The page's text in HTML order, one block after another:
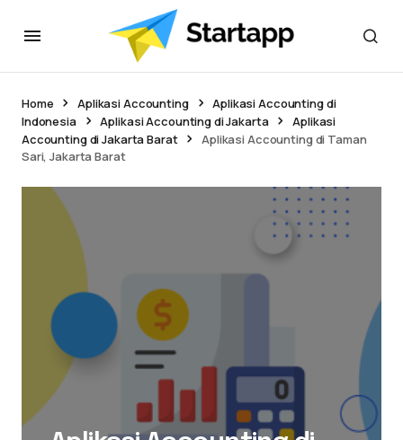
Home Aplikasi Accounting
Aplikasi Accounting di
Indonesia
Aplikasi Accounting di Jakarta
Aplikasi
Accounting di Jakarta Barat
Aplikasi Accounting di Taman
Sari, Jakarta Barat